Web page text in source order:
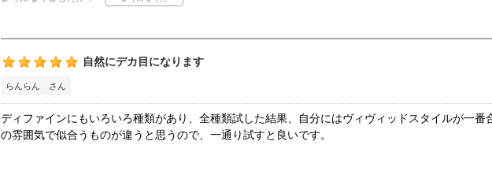
自然にデカ目になります
らんらん さん
ディファインにもいろいろ種類があり、全種類試した結果、自分にはヴィヴィッドスタイルが一番
の雰囲気で似合うものが違うと思うので、一通り試すと良いです。